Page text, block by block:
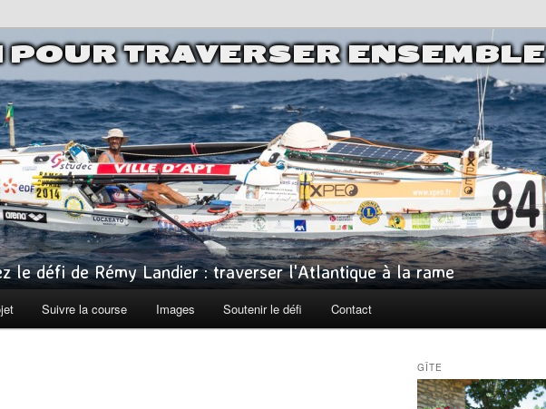
POUR TRAVERSER ENSEMBLE
le défi de Rémy Landier : traverser l'Atlantique à la rame
Suivre la course Images Soutenir le défi Contact
GÎTE